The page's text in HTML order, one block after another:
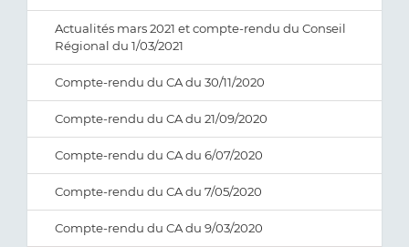
Actualités mars 2021 et compte-rendu du Conseil
Régional du 1/03/2021
Compte-rendu du CA du 30/11/2020
Compte-rendu du CA du 21/09/2020
Compte-rendu du CA du 6/07/2020
Compte-rendu du CA du 7/05/2020
Compte-rendu du CA du 9/03/2020